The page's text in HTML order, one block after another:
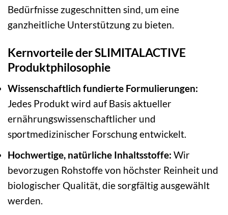
Bedürfnisse zugeschnitten sind, um eine
ganzheitliche Unterstützung zu bieten.
Kernvorteile der SLIMITALACTIVE
Produktphilosophie
Wissenschaftlich fundierte Formulierungen:
Jedes Produkt wird auf Basis aktueller
ernährungswissenschaftlicher und
sportmedizinischer Forschung entwickelt.
Hochwertige, natürliche Inhaltsstoffe: Wir
bevorzugen Rohstoffe von höchster Reinheit und
biologischer Qualität, die sorgfältig ausgewählt
werden.